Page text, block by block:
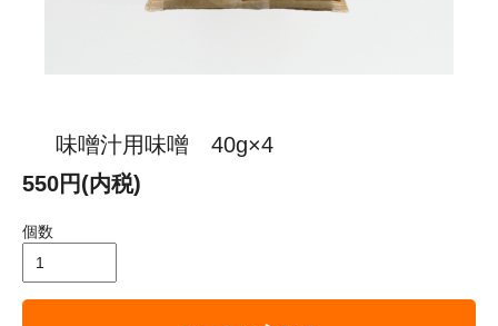
味噌汁用味噌 40g×4
550円(内税)
個数